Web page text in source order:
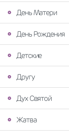
День Матери
День Рождения
Детские
Другу
Дух Святой
Жатва